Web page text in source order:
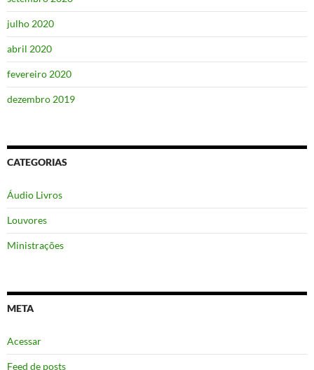
julho 2020
abril 2020
fevereiro 2020
dezembro 2019
CATEGORIAS
Áudio Livros
Louvores
Ministrações
META
Acessar
Feed de posts